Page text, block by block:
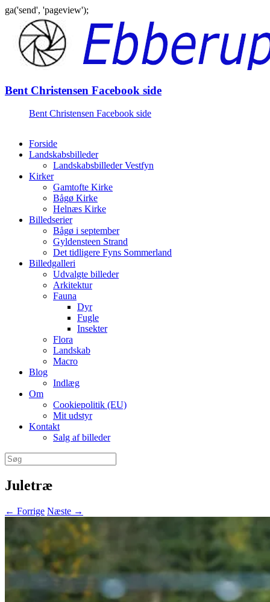
ga('send', 'pageview');
indhold
Bent Christensen Facebook side
Bent Christensen Facebook side
Forside
Landskabsbilleder
Landskabsbilleder Vestfyn
Kirker
Gamtofte Kirke
Bågø Kirke
Helnæs Kirke
Billedserier
Bågø i september
Gyldensteen Strand
Det tidligere Fyns Sommerland
Billedgalleri
Udvalgte billeder
Arkitektur
Fauna
Dyr
Fugle
Insekter
Flora
Landskab
Macro
Blog
Indlæg
Om
Cookiepolitik (EU)
Mit udstyr
Kontakt
Salg af billeder
Søg
efter:
Juletræ
← Forrige Næste →